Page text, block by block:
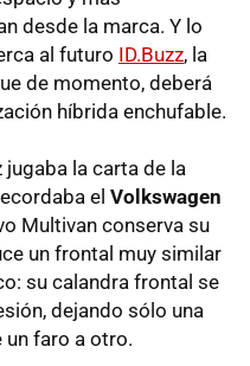
desde la marca. Y lo
al futuro ID.Buzz, la
de momento, deberá
híbrida enchufable.
jugaba la carta de la
el Volkswagen
Multivan conserva su
un frontal muy similar
su calandra frontal se
dejando sólo una
un faro a otro.